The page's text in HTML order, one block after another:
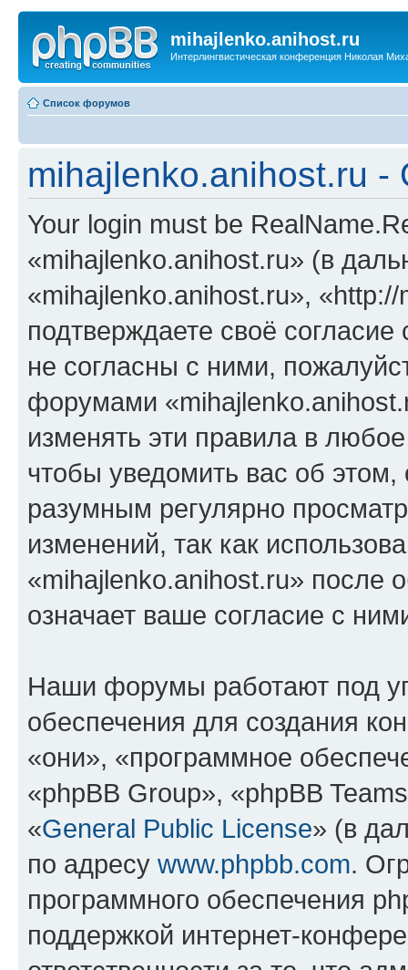
mihajlenko.anihost.ru
Интерлингвистическая конференция Николая
Список форумов
mihajlenko.anihost.ru
Your login must be
«mihajlenko.anihost.ru» (в
«mihajlenko.anihost.ru»,
подтверждаете своё
не согласны с ними,
форумами
изменять эти правила в
чтобы уведомить вас об
разумным регулярно
изменений, так как
«mihajlenko.anihost.ru» после
означает ваше согласие с
Наши форумы работают под
обеспечения для создания
«они», «программное
«phpBB Group», «phpBB
«General Public License» (в
по адресу www.phpbb.com.
программного обеспечения
поддержкой интернет-